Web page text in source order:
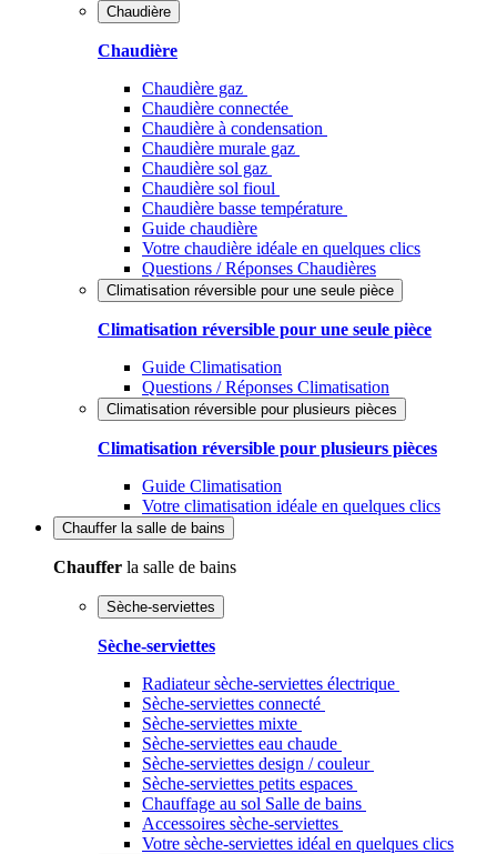
Chaudière
Chaudière
Chaudière gaz
Chaudière connectée
Chaudière à condensation
Chaudière murale gaz
Chaudière sol gaz
Chaudière sol fioul
Chaudière basse température
Guide chaudière
Votre chaudière idéale en quelques clics
Questions / Réponses Chaudières
Climatisation réversible pour une seule pièce
Climatisation réversible pour une seule pièce
Guide Climatisation
Questions / Réponses Climatisation
Climatisation réversible pour plusieurs pièces
Climatisation réversible pour plusieurs pièces
Guide Climatisation
Votre climatisation idéale en quelques clics
Chauffer la salle de bains
Chauffer la salle de bains
Sèche-serviettes
Sèche-serviettes
Radiateur sèche-serviettes électrique
Sèche-serviettes connecté
Sèche-serviettes mixte
Sèche-serviettes eau chaude
Sèche-serviettes design / couleur
Sèche-serviettes petits espaces
Chauffage au sol Salle de bains
Accessoires sèche-serviettes
Votre sèche-serviettes idéal en quelques clics